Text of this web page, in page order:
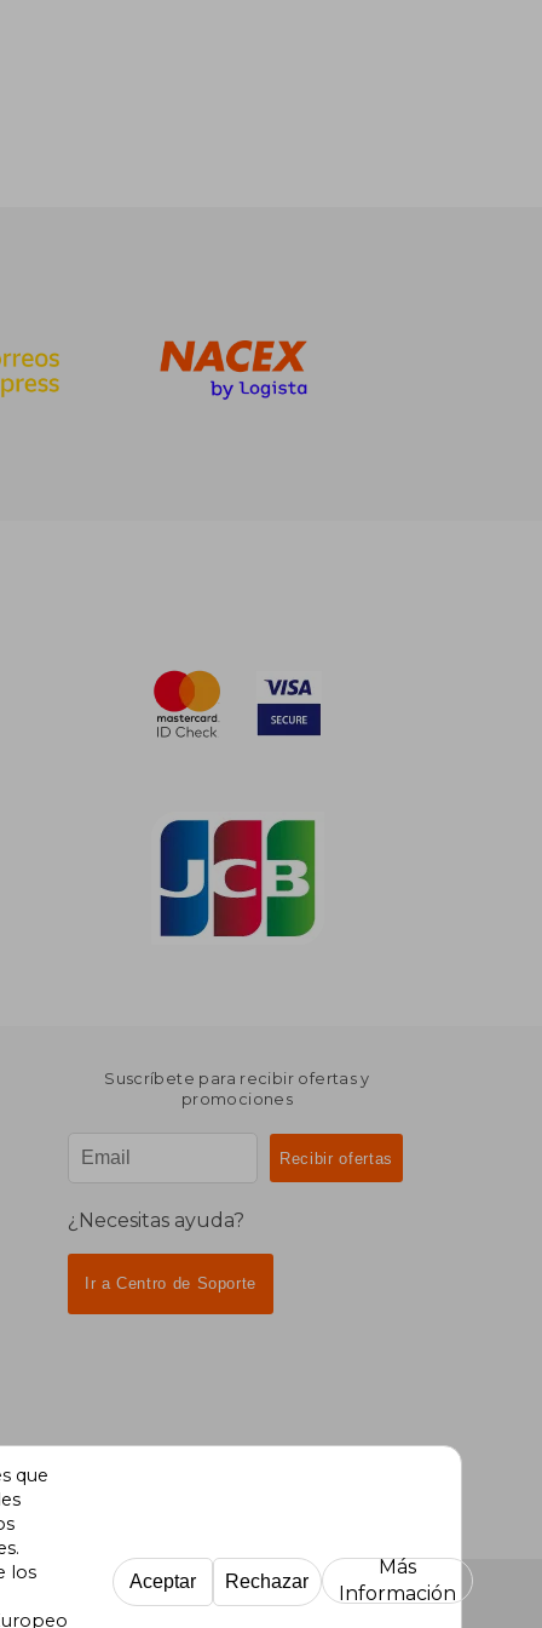
Suscríbete para recibir ofertas y
promociones
¿Necesitas ayuda?
Ir a Centro de Soporte
que
los
Aceptar Rechazar
Más
Información